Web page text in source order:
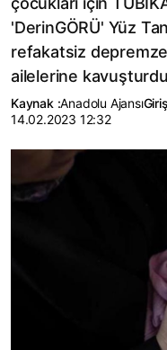
'DerinGÖRÜ' Yüz
refakatsiz
ailelerine
Kaynak :Anadolu Ajansı
14.02.2023 12:32